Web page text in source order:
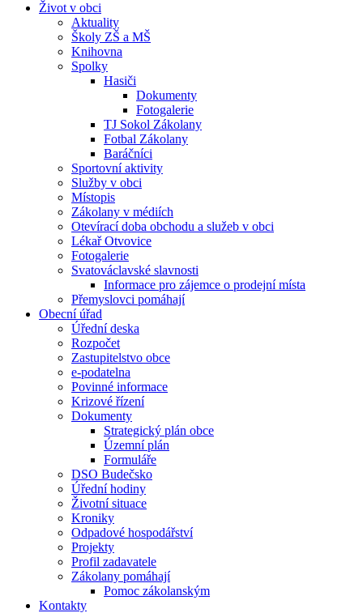
Život v obci
Aktuality
Školy ZŠ a MŠ
Knihovna
Spolky
Hasiči
Dokumenty
Fotogalerie
TJ Sokol Zákolany
Fotbal Zákolany
Baráčníci
Sportovní aktivity
Služby v obci
Místopis
Zákolany v médiích
Otevírací doba obchodu a služeb v obci
Lékař Otvovice
Fotogalerie
Svatováclavské slavnosti
Informace pro zájemce o prodejní místa
Přemyslovci pomáhají
Obecní úřad
Úřední deska
Rozpočet
Zastupitelstvo obce
e-podatelna
Povinné informace
Krizové řízení
Dokumenty
Strategický plán obce
Územní plán
Formuláře
DSO Budečsko
Úřední hodiny
Životní situace
Kroniky
Odpadové hospodářství
Projekty
Profil zadavatele
Zákolany pomáhají
Pomoc zákolanským
Kontakty